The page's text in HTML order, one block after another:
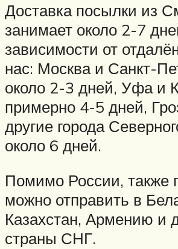
Доставка посылки из
занимает около 2-7
зависимости от
нас: Москва и Санкт-
около 2-3 дней, Уфа и
примерно 4-5 дней,
другие города
около 6 дней.
Помимо России, также
можно отправить в
Казахстан, Армению и
страны СНГ.